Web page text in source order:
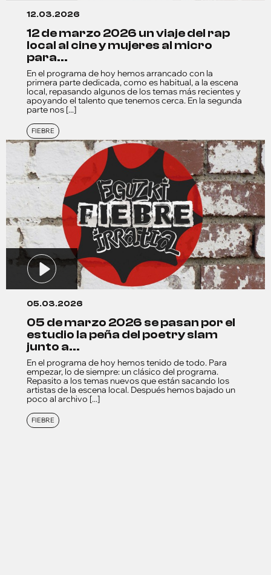
12.03.2026
12 de marzo 2026 un viaje del rap
local al cine y mujeres al micro
para...
En el programa de hoy hemos arrancado con la
primera parte dedicada, como es habitual, a la escena
local, repasando algunos de los temas más recientes y
apoyando el talento que tenemos cerca. En la segunda
parte nos [...]
FIEBRE
05.03.2026
05 de marzo 2026 se pasan por el
estudio la peña del poetry slam
junto a...
En el programa de hoy hemos tenido de todo. Para
empezar, lo de siempre: un clásico del programa.
Repasito a los temas nuevos que están sacando los
artistas de la escena local. Después hemos bajado un
poco al archivo [...]
FIEBRE